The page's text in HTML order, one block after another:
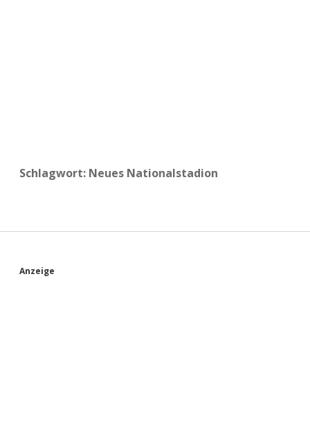
Schlagwort: Neues Nationalstadion
S
Anzeige